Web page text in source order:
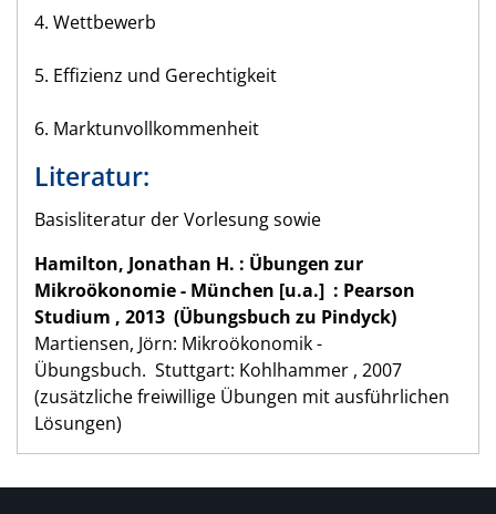
4. Wettbewerb
5. Effizienz und Gerechtigkeit
6. Marktunvollkommenheit
Literatur:
Basisliteratur der Vorlesung sowie
Hamilton, Jonathan H. : Übungen zur
Mikroökonomie - München [u.a.] : Pearson
Studium , 2013 (Übungsbuch zu Pindyck)
Martiensen, Jörn: Mikroökonomik -
Übungsbuch. Stuttgart: Kohlhammer , 2007
(zusätzliche freiwillige Übungen mit ausführlichen
Lösungen)